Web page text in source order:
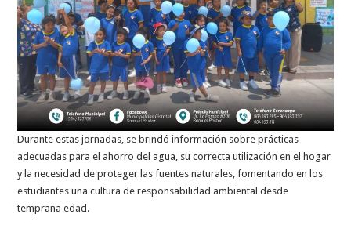
Durante estas jornadas, se brindó información sobre prácticas
adecuadas para el ahorro del agua, su correcta utilización en el hogar
y la necesidad de proteger las fuentes naturales, fomentando en los
estudiantes una cultura de responsabilidad ambiental desde
temprana edad.